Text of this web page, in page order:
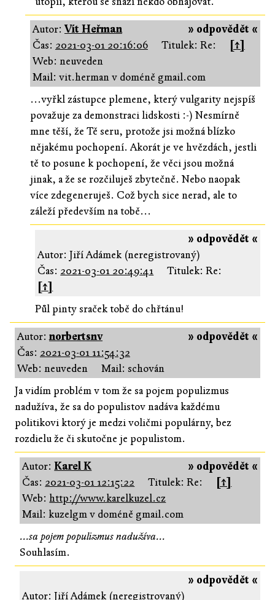
» odpovědět «
Autor:Vít Heřman
Čas: 2021-03-01 20:16:06 Titulek: Re:
[↑]
Web: neuveden
Mail: vit.herman v doméně gmail.com
...vyřkl zástupce plemene, který vulgarity nejspíš
považuje za demonstraci lidskosti :-) Nesmírně
mne těší, že Tě seru, protože jsi možná blízko
nějakému pochopení. Akorát je ve hvězdách, jestli
tě to posune k pochopení, že věci jsou možná
jinak, a že se rozčiluješ zbytečně. Nebo naopak
více zdegeneruješ. Což bych sice nerad, ale to
záleží především na tobě...
» odpovědět «
Autor: Jiří Adámek (neregistrovaný)
Čas: 2021-03-01 20:49:41
Titulek: Re:
[↑]
Půl pinty sraček tobě do chřtánu!
» odpovědět «
Autor:norbertsnv
Čas: 2021-03-01 11:54:32
Web: neuveden
Mail: schován
Ja vidím problém v tom že sa pojem populizmus
nadužíva, že sa do populistov nadáva každému
politikovi ktorý je medzi voličmi populárny, bez
rozdielu že či skutočne je populistom.
» odpovědět «
Autor:Karel K
Čas: 2021-03-01 12:15:22 Titulek: Re:
[↑]
Web:http://www.karelkuzel.cz
Mail: kuzelgm v doméně gmail.com
...sa pojem populizmus nadužíva...
Souhlasím.
» odpovědět «
Autor: Jiří Adámek (neregistrovaný)